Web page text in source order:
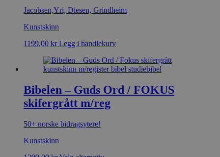
Jacobsen,Yri, Diesen, Grindheim
Kunstskinn
1199,00 kr Legg i handlekurv
Bibelen – Guds Ord / FOKUS
skifergrått m/reg
50+ norske bidragsytere!
Kunstskinn